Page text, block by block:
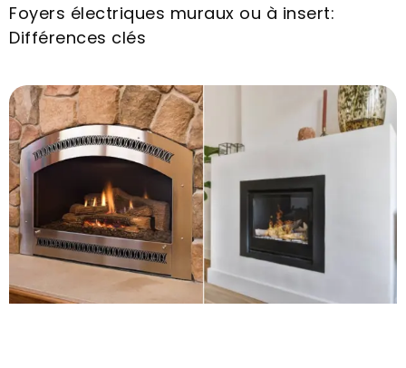
Foyers électriques muraux ou à insert:
Différences clés